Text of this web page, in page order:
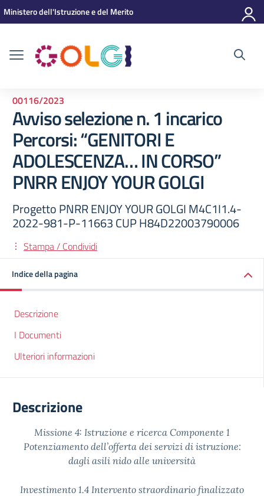
Vai ai contenuti
Vai al menu di navigazione
Vai al footer
Ministero dell'Istruzione e del Merito
00116/2023
Avviso selezione n. 1 incarico
Percorsi: “GENITORI E
ADOLESCENZA… IN CORSO”
PNRR ENJOY YOUR GOLGI
Progetto PNRR ENJOY YOUR GOLGI M4C1I1.4-
2022-981-P-11663 CUP H84D22003790006
Stampa / Condividi
Indice della pagina
Descrizione
I Documenti
Ulteriori informazioni
Descrizione
Missione 4: Istruzione e ricerca Componente 1
Potenziamento dell’offerta dei servizi di istruzione:
dagli asili nido alle università
Investimento 1.4 Intervento straordinario finalizzato